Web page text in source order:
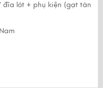
đĩa lót + phụ kiện (gạt tàn